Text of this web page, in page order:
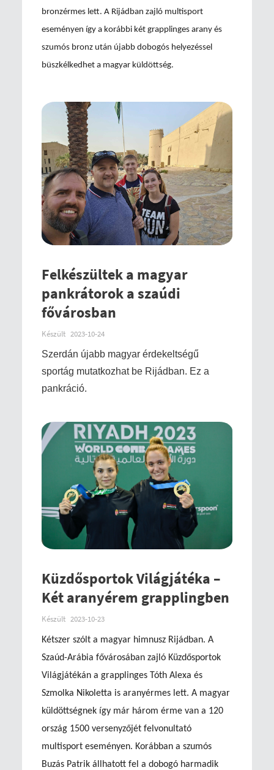
bronzérmes lett. A Rijádban zajló multisport
eseményen így a korábbi két grapplinges arany és
szumós bronz után újabb dobogós helyezéssel
büszkélkedhet a magyar küldöttség.
Felkészültek a magyar
pankrátorok a szaúdi
fővárosban
Készült 2023-10-24
Szerdán újabb magyar érdekeltségű
sportág mutatkozhat be Rijádban. Ez a
pankráció.
Küzdősportok Világjátéka –
Két aranyérem grapplingben
Készült 2023-10-23
Kétszer szólt a magyar himnusz Rijádban. A
Szaúd-Arábia fővárosában zajló Küzdősportok
Világjátékán a grapplinges Tóth Alexa és
Szmolka Nikoletta is aranyérmes lett. A magyar
küldöttségnek így már három érme van a 120
ország 1500 versenyzőjét felvonultató
multisport eseményen. Korábban a szumós
Buzás Patrik állhatott fel a dobogó harmadik